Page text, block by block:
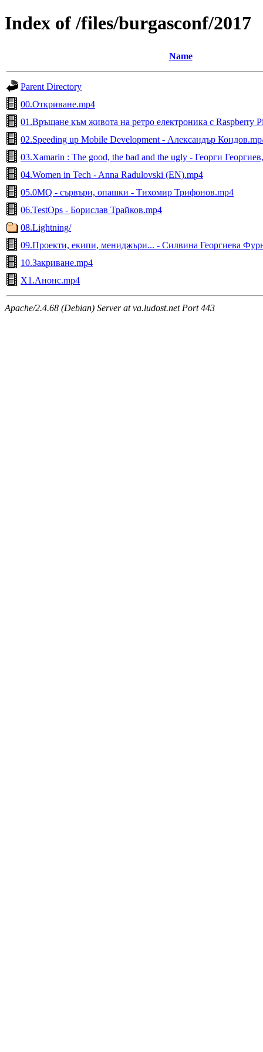
Index of /files/burgasconf/2017
Name
Parent Directory
00.Откриване.mp4
01.Връщане към живота на ретро електроника с Raspberry
02.Speeding up Mobile Development - Александър
03.Xamarin : The good, the bad and the ugly - Георги
04.Women in Tech - Anna Radulovski (EN).mp4
05.0MQ - сървъри, опашки - Тихомир Трифонов.mp4
06.TestOps - Борислав Трайков.mp4
08.Lightning/
09.Проекти, екипи, мениджъри... - Силвина Георгиева
10.Закриване.mp4
X1.Анонс.mp4
Apache/2.4.68 (Debian) Server at va.ludost.net Port 443